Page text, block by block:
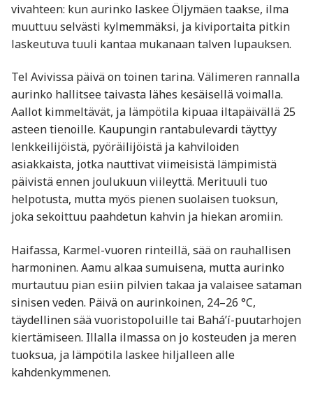
vivahteen: kun aurinko laskee Öljymäen taakse, ilma
muuttuu selvästi kylmemmäksi, ja kiviportaita pitkin
laskeutuva tuuli kantaa mukanaan talven lupauksen.
Tel Avivissa päivä on toinen tarina. Välimeren rannalla
aurinko hallitsee taivasta lähes kesäisellä voimalla.
Aallot kimmeltävät, ja lämpötila kipuaa iltapäivällä 25
asteen tienoille. Kaupungin rantabulevardi täyttyy
lenkkeilijöistä, pyöräilijöistä ja kahviloiden
asiakkaista, jotka nauttivat viimeisistä lämpimistä
päivistä ennen joulukuun viileyttä. Merituuli tuo
helpotusta, mutta myös pienen suolaisen tuoksun,
joka sekoittuu paahdetun kahvin ja hiekan aromiin.
Haifassa, Karmel-vuoren rinteillä, sää on rauhallisen
harmoninen. Aamu alkaa sumuisena, mutta aurinko
murtautuu pian esiin pilvien takaa ja valaisee sataman
sinisen veden. Päivä on aurinkoinen, 24–26 °C,
täydellinen sää vuoristopoluille tai Bahá’í-puutarhojen
kiertämiseen. Illalla ilmassa on jo kosteuden ja meren
tuoksua, ja lämpötila laskee hiljalleen alle
kahdenkymmenen.